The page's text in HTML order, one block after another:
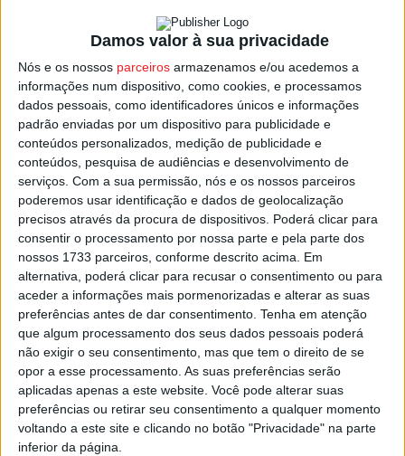
Damos valor à sua privacidade
Nós e os nossos parceiros armazenamos e/ou acedemos a
informações num dispositivo, como cookies, e processamos
dados pessoais, como identificadores únicos e informações
padrão enviadas por um dispositivo para publicidade e
conteúdos personalizados, medição de publicidade e
conteúdos, pesquisa de audiências e desenvolvimento de
serviços. Com a sua permissão, nós e os nossos parceiros
poderemos usar identificação e dados de geolocalização
precisos através da procura de dispositivos. Poderá clicar para
consentir o processamento por nossa parte e pela parte dos
nossos 1733 parceiros, conforme descrito acima. Em
alternativa, poderá clicar para recusar o consentimento ou para
aceder a informações mais pormenorizadas e alterar as suas
preferências antes de dar consentimento. Tenha em atenção
que algum processamento dos seus dados pessoais poderá
não exigir o seu consentimento, mas que tem o direito de se
opor a esse processamento. As suas preferências serão
aplicadas apenas a este website. Você pode alterar suas
preferências ou retirar seu consentimento a qualquer momento
voltando a este site e clicando no botão "Privacidade" na parte
inferior da página.
Ficou assim uma vaga para preencher no principal
campeonato distrital, já que no caso de descida de uma
equipa do Campeonato de Portugal, o regulamento
obrigava a que mais uma da Divisão de Honra fosse
despromovida à I Distrital.
Saiu a “fava” aoVale de Açoresque acompanha na
descida à I Distrital,Sampedrense,Campia,Roriz,
Desportivo de Paradae Moimenta do Dão, e o “bilhete
premiado” ao Piães, que será uma das 20 equipas que na
nova época vão jogar na Divisão de Honra:Sátão, Os
Vouzelenses,Carvalhais,Atlético Molelos,Cinfães,
Moimenta da Beira,Carregal do Sal,Mangualde,
Oliveira de Frades
Canas de Senhorim Piães
Santacombadense,Lusitano ,Penalva do Castelo,
Lisboa e Nelas,Nespereira,Ferreira de Aves,Lamelase
Paivense .